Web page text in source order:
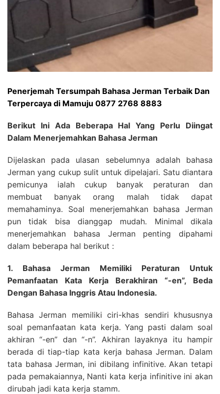
Penerjemah Tersumpah Bahasa Jerman Terbaik Dan
Terpercaya di Mamuju 0877 2768 8883
Berikut Ini Ada Beberapa Hal Yang Perlu Diingat
Dalam Menerjemahkan Bahasa Jerman
Dijelaskan pada ulasan sebelumnya adalah bahasa
Jerman yang cukup sulit untuk dipelajari. Satu diantara
pemicunya ialah cukup banyak peraturan dan
membuat banyak orang malah tidak dapat
memahaminya. Soal menerjemahkan bahasa Jerman
pun tidak bisa dianggap mudah. Minimal dikala
menerjemahkan bahasa Jerman penting dipahami
dalam beberapa hal berikut :
1. Bahasa Jerman Memiliki Peraturan Untuk
Pemanfaatan Kata Kerja Berakhiran “-en”, Beda
Dengan Bahasa Inggris Atau Indonesia.
Bahasa Jerman memiliki ciri-khas sendiri khususnya
soal pemanfaatan kata kerja. Yang pasti dalam soal
akhiran “-en” dan “-n”. Akhiran layaknya itu hampir
berada di tiap-tiap kata kerja bahasa Jerman. Dalam
tata bahasa Jerman, ini dibilang infinitive. Akan tetapi
pada pemakaiannya, Nanti kata kerja infinitive ini akan
dirubah jadi kata kerja stamm.